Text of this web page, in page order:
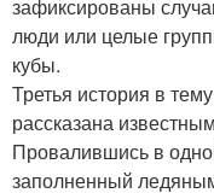
зафиксированы
люди или целые
кубы.
Третья история в
рассказана
Провалившись в
заполненный